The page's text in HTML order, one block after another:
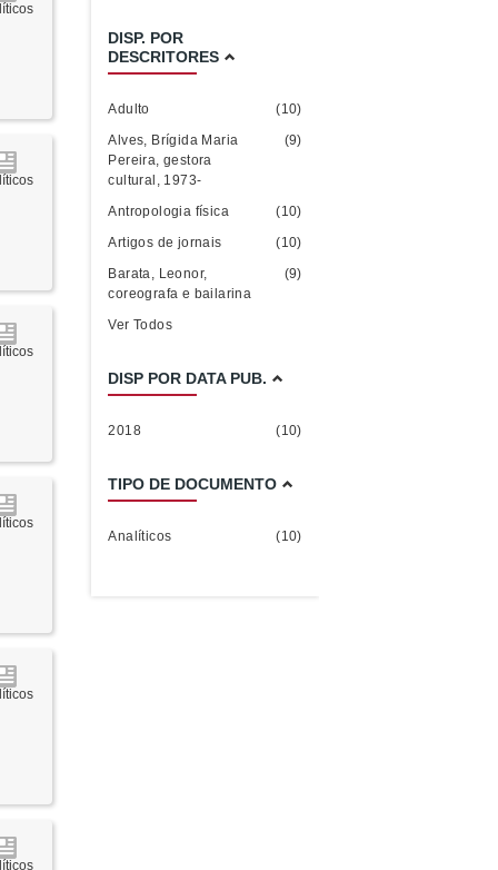
DISP. POR
DESCRITORES
Adulto
(10)
Alves, Brígida Maria
Pereira, gestora
cultural, 1973-
(9)
Antropologia física
(10)
Artigos de jornais
(10)
Barata, Leonor,
coreografa e bailarina
(9)
Ver Todos
DISP POR DATA PUB.
2018 (10)
TIPO DE DOCUMENTO
Analíticos (10)